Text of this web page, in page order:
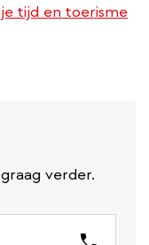
tijd en toerisme
verder.